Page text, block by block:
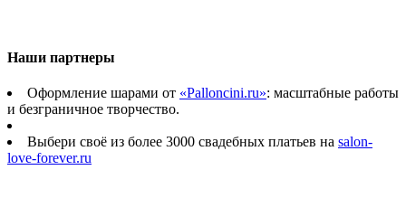
Наши партнеры
Оформление шарами от «Palloncini.ru»: масштабные работы
и безграничное творчество.
Выбери своё из более 3000 свадебных платьев на salon-
love-forever.ru